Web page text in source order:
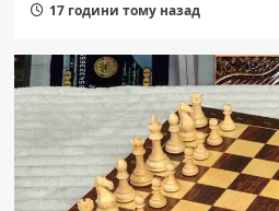
17 години тому назад